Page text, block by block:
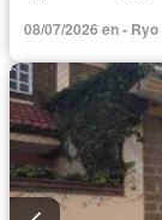
08/07/2026 en -